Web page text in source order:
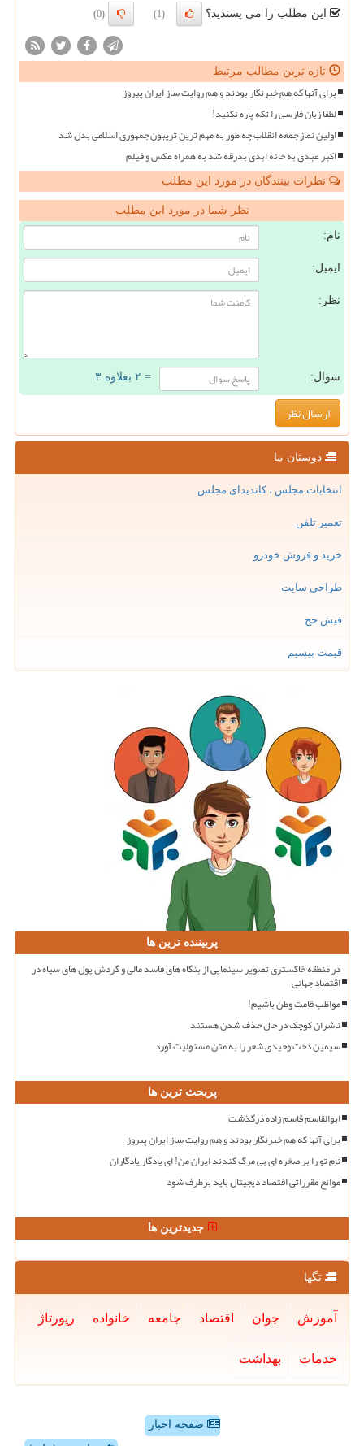
این مطلب را می پسندید؟ (1)
(0)
تازه ترین مطالب مرتبط
برای آنها که هم خبرنگار بودند و هم روایت ساز ایران پیروز
لطفا زبان فارسی را تکه پاره نکنید!
اولین نماز جمعه انقلاب چه طور به مهم ترین تریبون جمهوری اسلامی بدل شد
اکبر عبدی به خانه ابدی بدرقه شد به همراه عکس و فیلم
نظرات بینندگان در مورد این مطلب
نظر شما در مورد این مطلب
نام:
ایمیل:
نظر:
سوال: = ۲ بعلاوه ۳
دوستان ما
انتخابات مجلس ، کاندیدای مجلس
تعمیر تلفن
خرید و فروش خودرو
طراحی سایت
فیش حج
قیمت بیسیم
پربیننده ترین ها
در منطقه خاکستری تصویر سینمایی از بنگاه های فاسد مالی و گردش پول های سیاه در
اقتصاد جهانی
مواظب قامت وطن باشیم!
ناشران کوچک در حال حذف شدن هستند
سیمین دخت وحیدی شعر را به متن مسئولیت آورد
پربحث ترین ها
ابوالقاسم قاسم زاده درگذشت
برای آنها که هم خبرنگار بودند و هم روایت ساز ایران پیروز
نام تو را بر صخره ای بی مرگ کندند ایران من! ای یادگار یادگاران
موانع مقرراتی اقتصاد دیجیتال باید برطرف شود
جدیدترین ها
تگها
آموزش جوان اقتصاد جامعه خانواده رپورتاژ
خدمات بهداشت
صفحه اخبار